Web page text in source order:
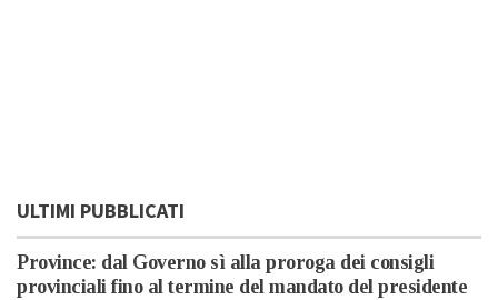
ULTIMI PUBBLICATI
Province: dal Governo sì alla proroga dei consigli
provinciali fino al termine del mandato del presidente